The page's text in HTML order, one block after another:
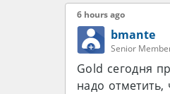
6 hours ago
bmante
Senior
Gold сегодня
надо